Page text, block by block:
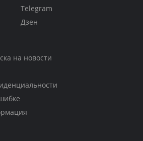
Telegram
Дзен
на новости